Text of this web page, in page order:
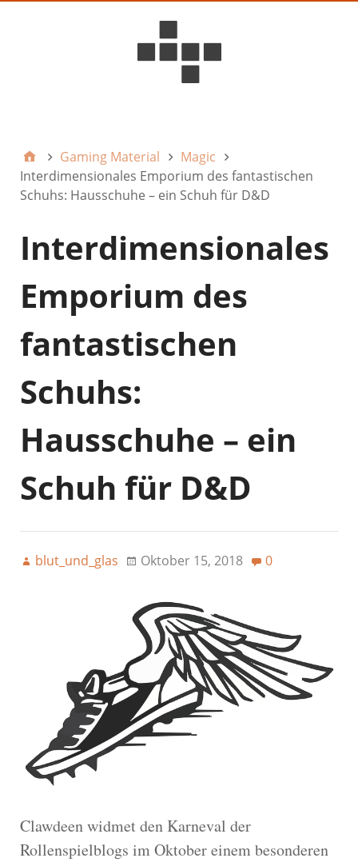
Gaming Material
Magic
Interdimensionales Emporium des fantastischen
Schuhs: Hausschuhe – ein Schuh für D&D
Interdimensionales
Emporium des
fantastischen
Schuhs:
Hausschuhe – ein
Schuh für D&D
blut_und_glas Oktober 15, 2018 0
Clawdeen widmet den Karneval der
Rollenspielblogs im Oktober einem besonderen